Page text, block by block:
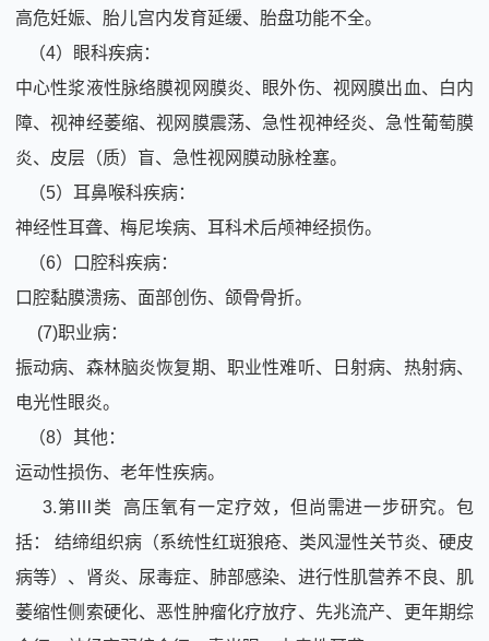
高危妊娠、胎儿宫内发育延缓、胎盘功能不全。
（4）眼科疾病：
中心性浆液性脉络膜视网膜炎、眼外伤、视网膜出血、白内
障、视神经萎缩、视网膜震荡、急性视神经炎、急性葡萄膜
炎、皮层（质）盲、急性视网膜动脉栓塞。
（5）耳鼻喉科疾病：
神经性耳聋、梅尼埃病、耳科术后颅神经损伤。
（6）口腔科疾病：
口腔黏膜溃疡、面部创伤、颌骨骨折。
(7)职业病：
振动病、森林脑炎恢复期、职业性难听、日射病、热射病、
电光性眼炎。
（8）其他：
运动性损伤、老年性疾病。
3.第Ⅲ类 高压氧有一定疗效，但尚需进一步研究。包
括： 结缔组织病（系统性红斑狼疮、类风湿性关节炎、硬皮
病等）、肾炎、尿毒症、肺部感染、进行性肌营养不良、肌
萎缩性侧索硬化、恶性肿瘤化疗放疗、先兆流产、更年期综